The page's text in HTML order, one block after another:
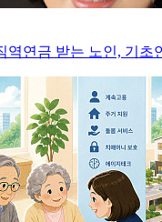
역연금 받는 노인, 기초